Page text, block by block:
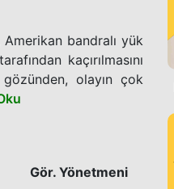
bandralı yük
kaçırılmasını
olayın çok
Gör. Yönetmeni